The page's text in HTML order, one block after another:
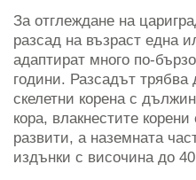
За отглеждане на
разсад на възраст една
адаптират много по-
години. Разсадът
скелетни корена с
кора, влакнестите
развити, а наземната
издънки с височина до